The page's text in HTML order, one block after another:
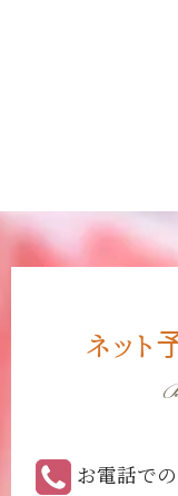
ネット
お電話で